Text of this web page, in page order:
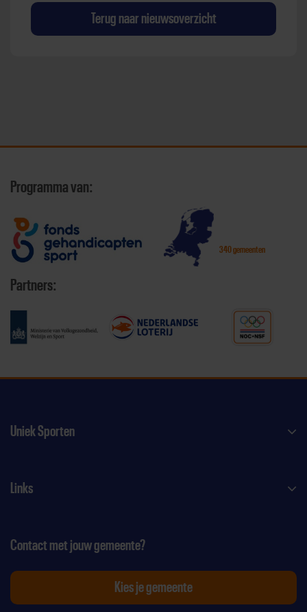
Terug naar nieuwsoverzicht
Programma van:
340 gemeenten
Partners:
Uniek Sporten
Links
Contact met jouw gemeente?
Kies je gemeente